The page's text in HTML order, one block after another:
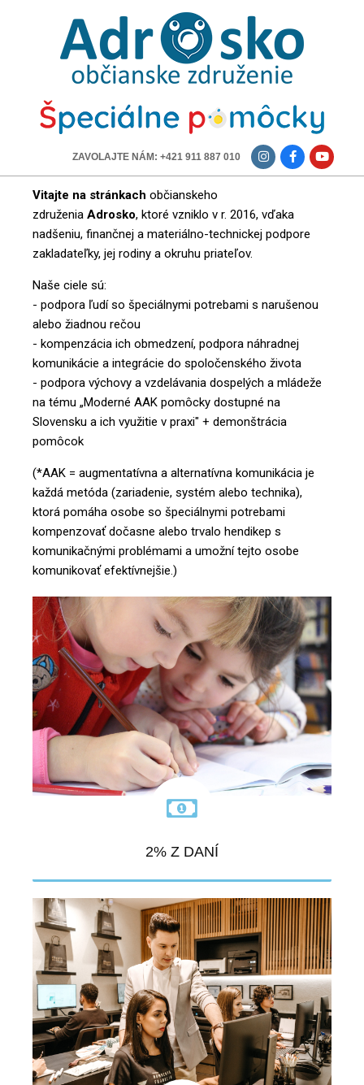
ADROSKO
OBČIANSKE
ZDRUŽENIE
ZAVOLAJTE NÁM: +421 911 887 010
Vitajte na stránkach občianskeho
združenia Adrosko, ktoré vzniklo v r. 2016, vďaka
nadšeniu, finančnej a materiálno-technickej podpore
zakladateľky, jej rodiny a okruhu priateľov.
Naše ciele sú:
- podpora ľudí so špeciálnymi potrebami s narušenou
alebo žiadnou rečou
- kompenzácia ich obmedzení, podpora náhradnej
komunikácie a integrácie do spoločenského života
- podpora výchovy a vzdelávania dospelých a mládeže
na tému „Moderné AAK pomôcky dostupné na
Slovensku a ich využitie v praxi" + demonštrácia
pomôcok
(*AAK = augmentatívna a alternatívna komunikácia je
každá metóda (zariadenie, systém alebo technika),
ktorá pomáha osobe so špeciálnymi potrebami
kompenzovať dočasne alebo trvalo hendikep s
komunikačnými problémami a umožní tejto osobe
komunikovať efektívnejšie.)
2% Z DANÍ
VIAC